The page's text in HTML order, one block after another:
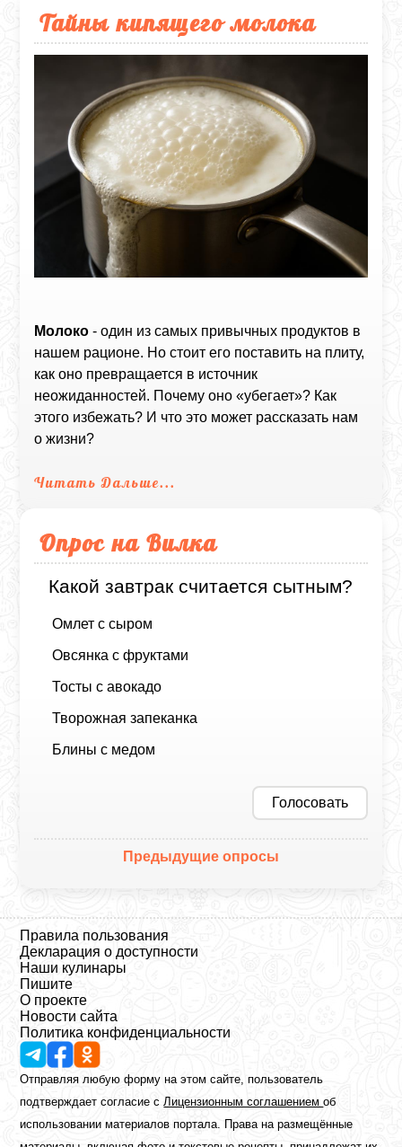
Тайны кипящего молока
Молоко - один из самых привычных продуктов в
нашем рационе. Но стоит его поставить на плиту,
как оно превращается в источник
неожиданностей. Почему оно «убегает»? Как
этого избежать? И что это может рассказать нам
о жизни?
Читать Дальше...
Опрос на Вилка
Какой завтрак считается сытным?
Омлет с сыром
Овсянка с фруктами
Тосты с авокадо
Творожная запеканка
Блины с медом
Голосовать
Предыдущие опросы
Правила пользования
Декларация о доступности
Наши кулинары
Пишите
О проекте
Новости сайта
Политика конфиденциальности
Отправляя любую форму на этом сайте, пользователь
подтверждает согласие сЛицензионным соглашениемоб
использовании материалов портала. Права на размещённые